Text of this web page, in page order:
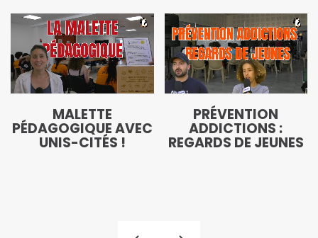
MALETTE
PÉDAGOGIQUE AVEC
UNIS-CITÉS !
PRÉVENTION
ADDICTIONS :
REGARDS DE JEUNES